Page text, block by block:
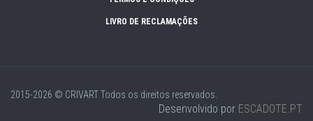
LIVRO DE RECLAMAÇÕES
2015-2026 © CRIVARTTodos os direitos reservados.
Desenvolvido por ESCADOTE.PT